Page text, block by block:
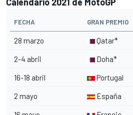
FECHA GRAN PREMIO
28 marzo Qatar*
2-4 abril Doha*
16-18 abril Portugal
2 mayo España